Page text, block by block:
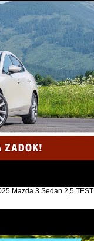
Mazda 3 Sedan 2,5 TEST